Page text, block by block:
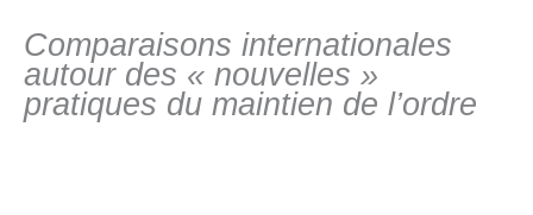
Comparaisons internationales
autour des « nouvelles »
pratiques du maintien de l’ordre